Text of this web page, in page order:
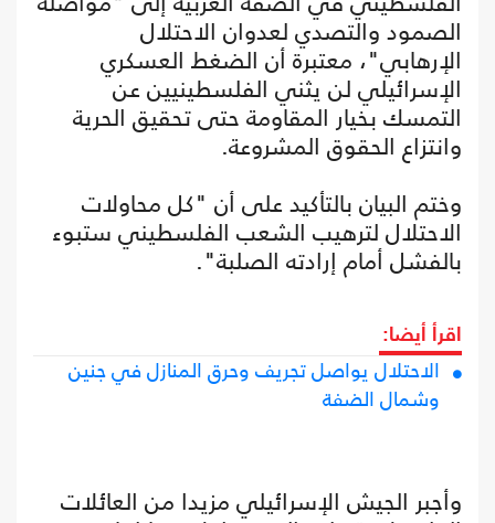
الصمود والتصدي لعدوان الاحتلال
الإرهابي"، معتبرة أن الضغط العسكري
الإسرائيلي لن يثني الفلسطينيين عن
التمسك بخيار المقاومة حتى تحقيق الحرية
وانتزاع الحقوق المشروعة.
وختم البيان بالتأكيد على أن "كل محاولات
الاحتلال لترهيب الشعب الفلسطيني ستبوء
بالفشل أمام إرادته الصلبة".
اقرأ أيضا:
الاحتلال يواصل تجريف وحرق المنازل في جنين
وشمال الضفة
وأجبر الجيش الإسرائيلي مزيدا من العائلات